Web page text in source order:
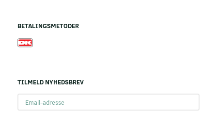
BETALINGSMETODER
TILMELD NYHEDSBREV
adresse